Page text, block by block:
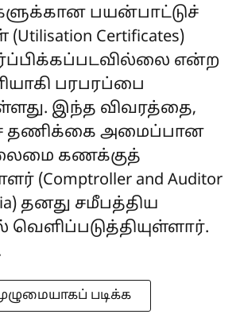
பயன்பாட்டுச்
Certificates)
என்ற
பரபரப்பை
இந்த விவரத்தை,
தணிக்கை அமைப்பான
கணக்குத்
(Comptroller and Auditor
தனது சமீபத்திய
படிக்க